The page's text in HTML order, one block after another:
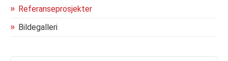
Referanseprosjekter
Bildegalleri